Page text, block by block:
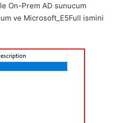
On-Prem AD sunucum
ve Microsoft_E5Full ismini